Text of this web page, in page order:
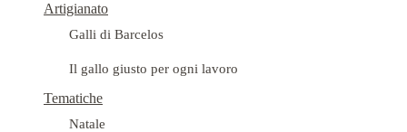
Artigianato
Galli di Barcelos
Il gallo giusto per ogni lavoro
Tematiche
Natale